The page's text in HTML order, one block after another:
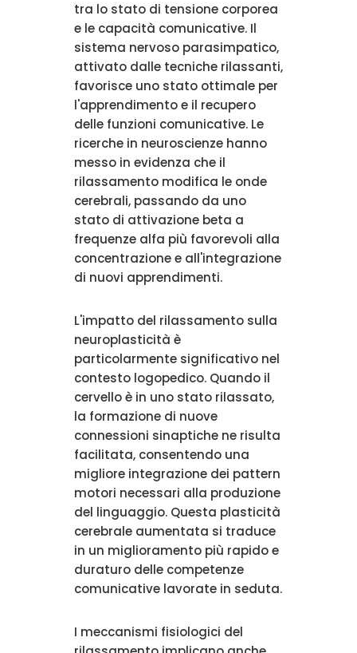
tra lo stato di tensione corporea
e le capacità comunicative. Il
sistema nervoso parasimpatico,
attivato dalle tecniche rilassanti,
favorisce uno stato ottimale per
l'apprendimento e il recupero
delle funzioni comunicative. Le
ricerche in neuroscienze hanno
messo in evidenza che il
rilassamento modifica le onde
cerebrali, passando da uno
stato di attivazione beta a
frequenze alfa più favorevoli alla
concentrazione e all'integrazione
di nuovi apprendimenti.
L'impatto del rilassamento sulla
neuroplasticità è
particolarmente significativo nel
contesto logopedico. Quando il
cervello è in uno stato rilassato,
la formazione di nuove
connessioni sinaptiche ne risulta
facilitata, consentendo una
migliore integrazione dei pattern
motori necessari alla produzione
del linguaggio. Questa plasticità
cerebrale aumentata si traduce
in un miglioramento più rapido e
duraturo delle competenze
comunicative lavorate in seduta.
I meccanismi fisiologici del